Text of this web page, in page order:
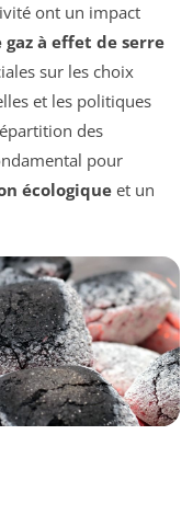
ont un impact
gaz à effet de serre
sur les choix
et les politiques
des
pour
écologiqueet un